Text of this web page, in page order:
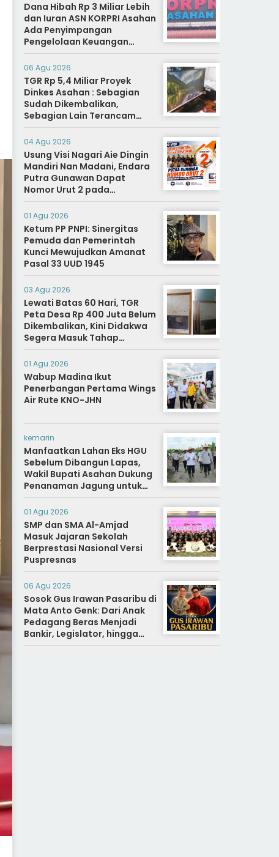
Dana Hibah Rp 3 Miliar Lebih
dan Iuran ASN KORPRI Asahan
Ada Penyimpangan
Pengelolaan Keuangan
Dipertanyakan, Aparat
Diminta Segera Usut
06 Agu 2026
TGR Rp 5,4 Miliar Proyek
Dinkes Asahan : Sebagian
Sudah Dikembalikan,
Sebagian Lain Terancam
Sanksi Hukuman Berat
04 Agu 2026
Usung Visi Nagari Aie Dingin
Mandiri Nan Madani, Endara
Putra Gunawan Dapat
Nomor Urut 2 pada
Penetapan Calon Wali
Nagari.
01 Agu 2026
Ketum PP PNPI: Sinergitas
Pemuda dan Pemerintah
Kunci Mewujudkan Amanat
Pasal 33 UUD 1945
03 Agu 2026
Lewati Batas 60 Hari, TGR
Peta Desa Rp 400 Juta Belum
Dikembalikan, Kini Didakwa
Segera Masuk Tahap
Penyidikan
01 Agu 2026
Wabup Madina Ikut
Penerbangan Pertama Wings
Air Rute KNO-JHN
kemarin
Manfaatkan Lahan Eks HGU
Sebelum Dibangun Lapas,
Wakil Bupati Asahan Dukung
Penanaman Jagung untuk
Ketahanan Pangan dan Bekal
Hidup Warga Binaan
01 Agu 2026
SMP dan SMA Al-Amjad
Masuk Jajaran Sekolah
Berprestasi Nasional Versi
Puspresnas
06 Agu 2026
Sosok Gus Irawan Pasaribu di
Mata Anto Genk: Dari Anak
Pedagang Beras Menjadi
Bankir, Legislator, hingga
Bupati Tapanuli Selatan